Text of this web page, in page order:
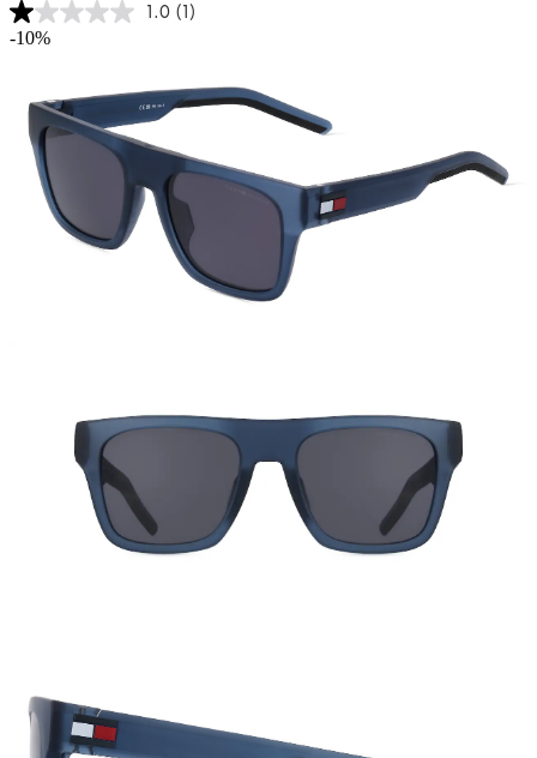
1.0 (1)
-10%